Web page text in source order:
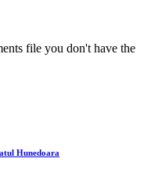
file you don't have the
Hunedoara